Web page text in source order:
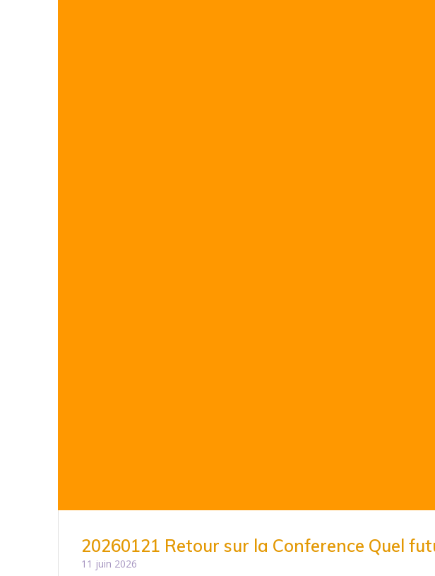
20260121 Retour sur la Conference Quel
11 juin 2026